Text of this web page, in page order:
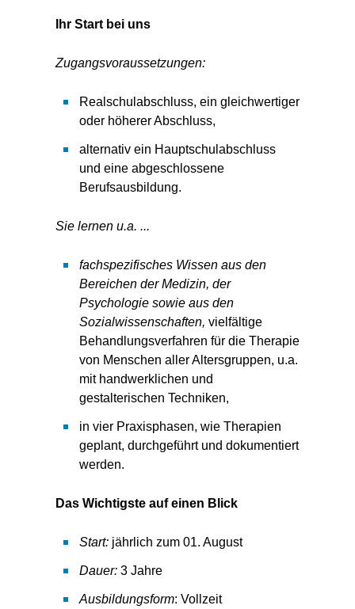
Ihr Start bei uns
Zugangsvoraussetzungen:
Realschulabschluss, ein gleichwertiger
oder höherer Abschluss,
alternativ ein Hauptschulabschluss
und eine abgeschlossene
Berufsausbildung.
Sie lernen u.a. ...
fachspezifisches Wissen aus den
Bereichen der Medizin, der
Psychologie sowie aus den
Sozialwissenschaften, vielfältige
Behandlungsverfahren für die Therapie
von Menschen aller Altersgruppen, u.a.
mit handwerklichen und
gestalterischen Techniken,
in vier Praxisphasen, wie Therapien
geplant, durchgeführt und dokumentiert
werden.
Das Wichtigste auf einen Blick
Start: jährlich zum 01. August
Dauer: 3 Jahre
Ausbildungsform: Vollzeit